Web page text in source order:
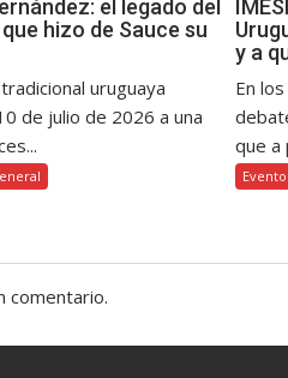
el legado del
hizo de Sauce su
uruguaya
de julio de 2026 a una
y a
En
que a
comentario.